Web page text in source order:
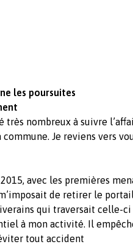
les poursuites
très nombreux à suivre
Je reviens vers
avec les premières
de retirer le
qui traversait celle-ci
à mon activité. Il
tout accident